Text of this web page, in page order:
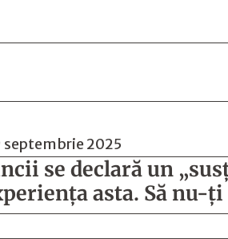
2025
se declară un
asta. Să